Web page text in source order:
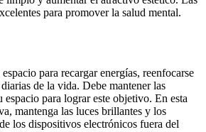
para promover la salud mental.
para recargar energías, reenfocarse
de la vida. Debe mantener las
espacio para lograr este objetivo. En esta
mantenga las luces brillantes y los
los dispositivos electrónicos fuera del